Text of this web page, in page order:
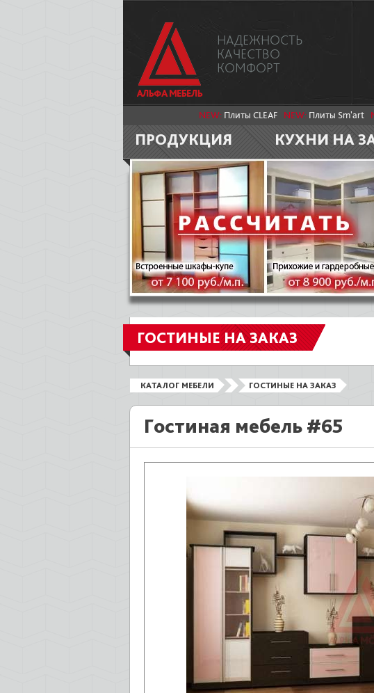
НАДЕЖНОСТЬ
КАЧЕСТВО
КОМФОРТ
NEW: Плиты CLEAF NEW: Плиты Sm'art
ПРОДУКЦИЯ КУХНИ НА
ГОСТИНЫЕ НА ЗАКАЗ
КАТАЛОГ МЕБЕЛИ ГОСТИНЫЕ НА ЗАКАЗ
Гостиная мебель #65